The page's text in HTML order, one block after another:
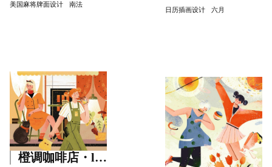
美国麻将牌面设计 南法
日历插画设计 六月
橙调咖啡店・lovely Moment